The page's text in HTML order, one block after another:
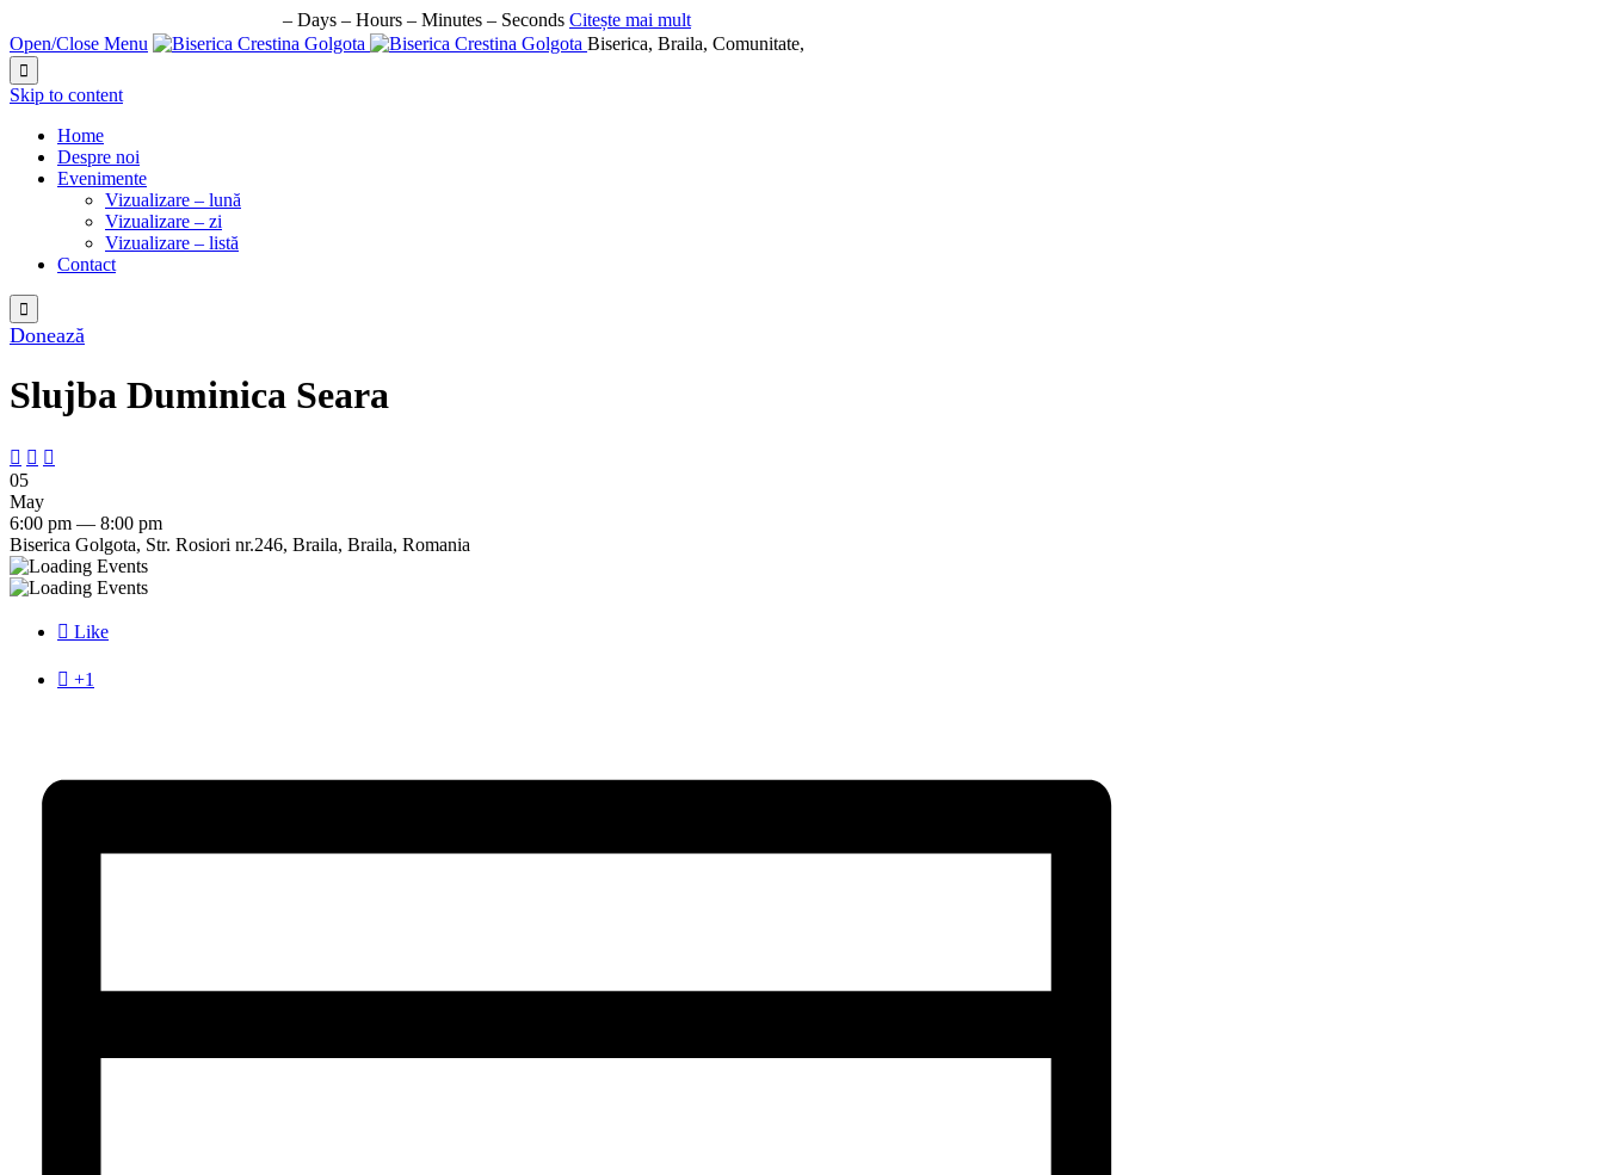
– Days – Hours – Minutes – Seconds Citește mai mult
Open/Close Menu
Biserica, Braila, Comunitate,

Skip to content
Home
Despre noi
Evenimente
Vizualizare – lună
Vizualizare – zi
Vizualizare – listă
Contact

Donează
Slujba Duminica Seara
  
05
May
6:00 pm — 8:00 pm
Biserica Golgota, Str. Rosiori nr.246, Braila, Braila, Romania
 Like
 +1